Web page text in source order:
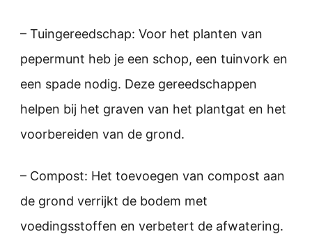
– Tuingereedschap: Voor het planten van
pepermunt heb je een schop, een tuinvork en
een spade nodig. Deze gereedschappen
helpen bij het graven van het plantgat en het
voorbereiden van de grond.
– Compost: Het toevoegen van compost aan
de grond verrijkt de bodem met
voedingsstoffen en verbetert de afwatering.